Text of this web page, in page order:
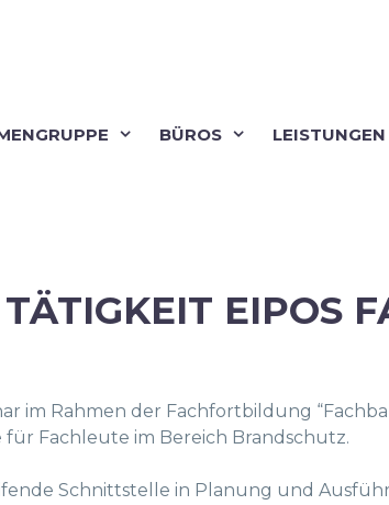
BÜROS LEISTUNGEN
EIPOS
im Rahmen der Fachfortbildung
Fachleute im Bereich Brandschutz.
Schnittstelle in Planung und